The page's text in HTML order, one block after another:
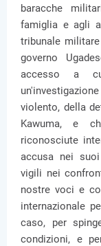
baracche
famiglia e agli
tribunale
governo
accesso a
violento, della
Kawuma, e
riconosciute
accusa nei
vigili nei
nostre voci e
internazionale
caso, per
condizioni, e